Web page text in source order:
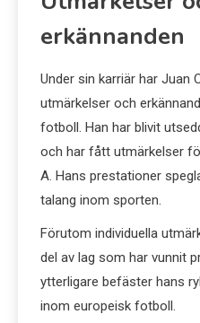
erkännanden
Under sin karriär har Juan
utmärkelser och
fotboll. Han har blivit
och har fått utmärkelser
A. Hans prestationer
talang inom sporten.
Förutom individuella
del av lag som har vunnit
ytterligare befäster hans
inom europeisk fotboll.